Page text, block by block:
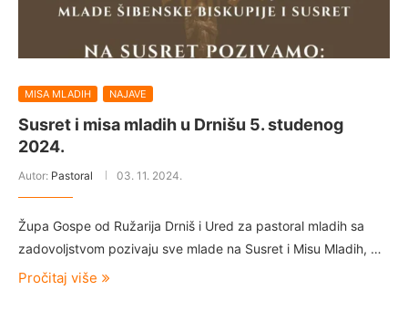
MISA MLADIH NAJAVE
Susret i misa mladih u Drnišu 5. studenog
2024.
Autor: Pastoral 03. 11. 2024.
Župa Gospe od Ružarija Drniš i Ured za pastoral mladih sa
zadovoljstvom pozivaju sve mlade na Susret i Misu Mladih, …
Pročitaj više